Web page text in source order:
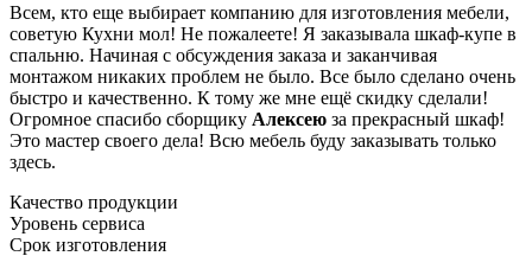
Всем, кто еще выбирает компанию для изготовления мебели,
советую Кухни мол! Не пожалеете! Я заказывала шкаф-купе в
спальню. Начиная с обсуждения заказа и заканчивая
монтажом никаких проблем не было. Все было сделано очень
быстро и качественно. К тому же мне ещё скидку сделали!
Огромное спасибо сборщику Алексею за прекрасный шкаф!
Это мастер своего дела! Всю мебель буду заказывать только
здесь.
Качество продукции
Уровень сервиса
Срок изготовления